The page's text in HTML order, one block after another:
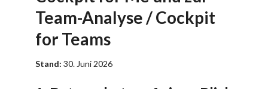
Team-Analyse / Cockpit
for Teams
Stand: 30. Juni 2026